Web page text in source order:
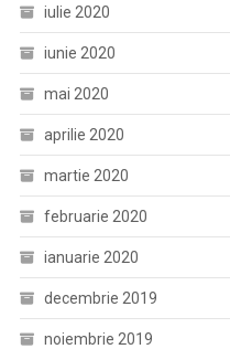
iulie 2020
iunie 2020
mai 2020
aprilie 2020
martie 2020
februarie 2020
ianuarie 2020
decembrie 2019
noiembrie 2019